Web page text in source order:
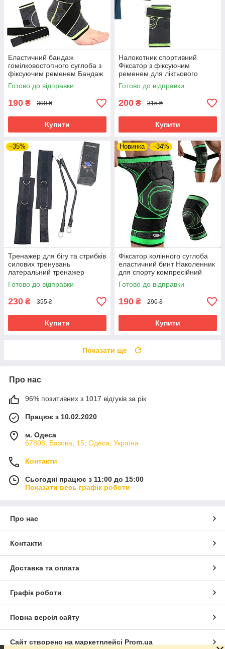
Еластичний бандаж
гомілковостопного суглоба з
фіксуючим ременем Бандаж
на гомілковостопний суглоб
високоеластичний
Готово до відправки
190 ₴ 300 ₴
Купити
Налокотник спортивний
Фіксатор з фіксуючим
ременем для ліктьового
суглоба з розмір М-L Бандаж
на лікоть Фіксатор ліктя
Готово до відправки
200 ₴ 315 ₴
Купити
–35%
Тренажер для бігу та стрибків
силових тренувань
латеральний тренажер
амортизатор для ніг Step
Trainer
Готово до відправки
230 ₴ 355 ₴
Купити
Новинка –34%
Фіксатор колінного суглоба
еластичний бинт Наколенник
для спорту компресійний
ортез на колінний суглоб
Готово до відправки
190 ₴ 290 ₴
Купити
Показати ще
Про нас
96% позитивних з 1017 відгуків за рік
Працює з 10.02.2020
м. Одеса
67808, Базова, 15, Одеса, Україна
Контакти
Сьогодні працює з 11:00 до 15:00
Показати весь графік роботи
Про нас
Контакти
Доставка та оплата
Графік роботи
Повна версія сайту
Сайт створено на маркетплейсі Prom.ua